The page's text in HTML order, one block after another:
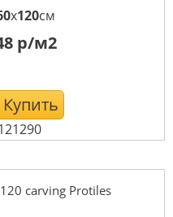
x120см
р/м2
Купить
carving Protiles